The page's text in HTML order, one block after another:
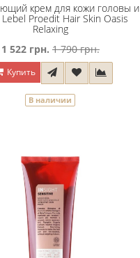
крем для кожи головы и
Proedit Hair Skin Oasis
Relaxing
1 522 грн. 1 790 грн.
Купить
В наличии